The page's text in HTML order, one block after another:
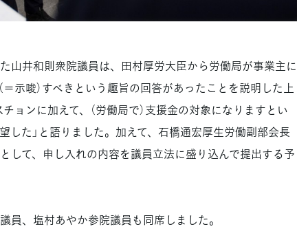
井和則衆院議員は、田村厚労大臣から労働局が事業主に
示唆）すべきという趣旨の回答があったことを説明した上
ョンに加えて、（労働局で）支援金の対象になりますとい
した」と語りました。加えて、石橋通宏厚生労働副部会長
して、申し入れの内容を議員立法に盛り込んで提出する予
、塩村あやか参院議員も同席しました。